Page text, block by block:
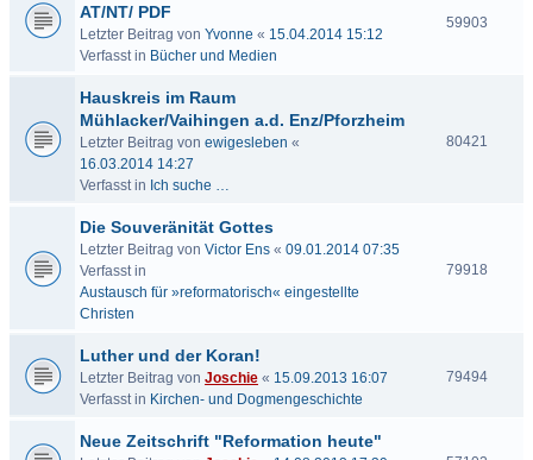
AT/NT/ PDF
Letzter Beitrag von Yvonne « 15.04.2014 15:12
Verfasst in Bücher und Medien
59903
Hauskreis im Raum
Mühlacker/Vaihingen a.d. Enz/Pforzheim
Letzter Beitrag von ewigesleben «
16.03.2014 14:27
Verfasst in Ich suche …
80421
Die Souveränität Gottes
Letzter Beitrag von Victor Ens « 09.01.2014 07:35
Verfasst in
Austausch für »reformatorisch« eingestellte
Christen
79918
Luther und der Koran!
Letzter Beitrag von Joschie « 15.09.2013 16:07
Verfasst in Kirchen- und Dogmengeschichte
79494
Neue Zeitschrift "Reformation heute"